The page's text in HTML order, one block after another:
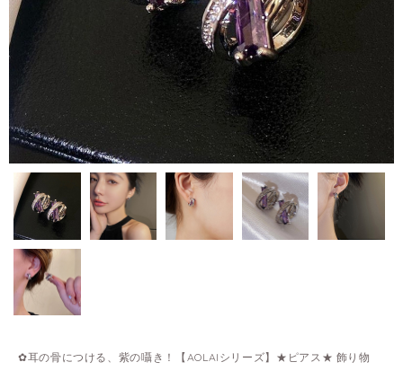
✿耳の骨につける、紫の囁き！【AOLAIシリーズ】★ピアス★ 飾り物